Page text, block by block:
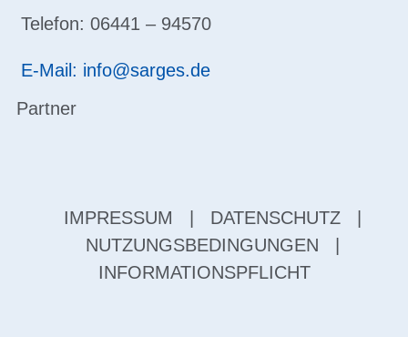
Telefon: 06441 – 94570
E-Mail: info@sarges.de
Partner
IMPRESSUM DATENSCHUTZ
NUTZUNGSBEDINGUNGEN
INFORMATIONSPFLICHT